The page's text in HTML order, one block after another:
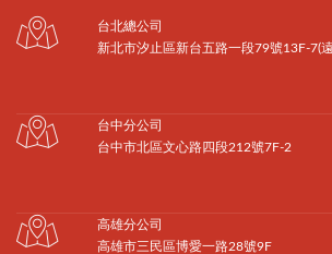
台北總公司
新北市汐止區新台五路一段79號13F-7(
台中分公司
台中市北區文心路四段212號7F-2
高雄分公司
高雄市三民區博愛一路28號9F